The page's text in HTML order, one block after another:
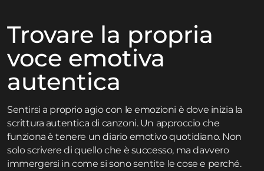
Trovare la propria
voce emotiva
autentica
Sentirsi a proprio agio con le emozioni è dove inizia la
scrittura autentica di canzoni. Un approccio che
funziona è tenere un diario emotivo quotidiano. Non
solo scrivere di quello che è successo, ma davvero
immergersi in come si sono sentite le cose e perché.